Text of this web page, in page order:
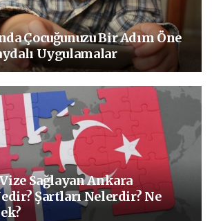
Çocuğunuzu Bir Adım Öne
Uygulamalar
Sağlayan Ankara
Şartları Nelerdir? Ne